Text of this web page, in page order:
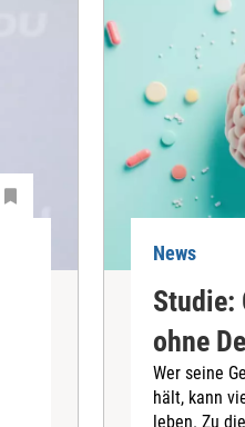
News
Studie:
ohne
Wer seine
hält, kann
leben. Zu